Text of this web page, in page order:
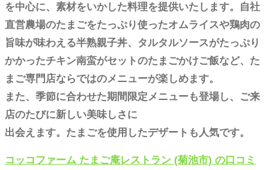
を中心に、素材をいかした料理を提供いたします。自社
直営農場のたまごをたっぷり使ったオムライスや鶏肉の
旨味が味わえる半熟親子丼、タルタルソースがたっぷり
かかったチキン南蛮がセットのたまごかけご飯など、た
まご専門店ならではのメニューが楽しめます。
また、季節に合わせた期間限定メニューも登場し、ご来
店のたびに新しい美味しさに
出会えます。たまごを使用したデザートも人気です。
コッコファーム たまご庵レストラン (菊池市) の口コミ